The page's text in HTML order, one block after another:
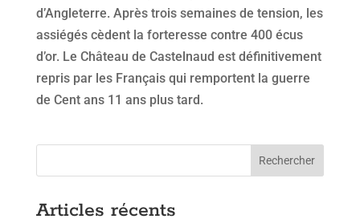
d’Angleterre. Après trois semaines de tension, les
assiégés cèdent la forteresse contre 400 écus
d’or. Le Château de Castelnaud est définitivement
repris par les Français qui remportent la guerre
de Cent ans 11 ans plus tard.
Rechercher
Articles récents